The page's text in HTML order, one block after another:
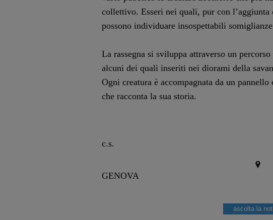
collettivo. Esseri nei quali, pur con l’aggiunta
possono individuare insospettabili
La rassegna si sviluppa attraverso un
alcuni dei quali inseriti nei diorami della
Ogni creatura è accompagnata da un
che racconta la sua storia.
c.s.
GENOVA
ascolta la